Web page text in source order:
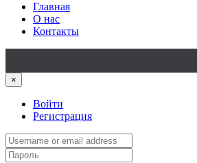
Главная
О нас
Контакты
×
Войти
Регистрация